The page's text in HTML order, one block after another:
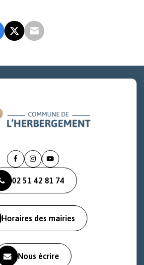
Lien
le
compte
Lien
le
compte
Lien
la
chaîne
02 51 42 81 74
Horaires des mairies
Nous écrire